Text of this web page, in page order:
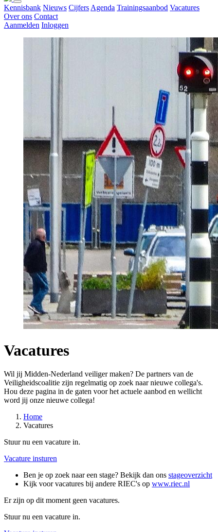
Kennisbank Nieuws Cijfers Agenda Trainingsaanbod Vacatures
Over ons Contact
Aanmelden Inloggen
Vacatures
Wil jij Midden-Nederland veiliger maken? De partners van de
Veiligheidscoalitie zijn regelmatig op zoek naar nieuwe collega's.
Hou deze pagina in de gaten voor het actuele aanbod en wellicht
word jij onze nieuwe collega!
Home
Vacatures
Stuur nu een vacature in.
Vacature insturen
Ben je op zoek naar een stage? Bekijk dan ons stageoverzicht
Kijk voor vacatures bij andere RIEC's op www.riec.nl
Er zijn op dit moment geen vacatures.
Stuur nu een vacature in.